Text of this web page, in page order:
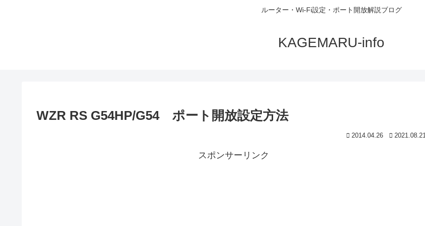
ルーター・Wi-Fi設定・ポート開放解説ブログ
KAGEMARU-info
WZR RS G54HP/G54 ポート開放設定方法
2014.04.26 2021.08.21
スポンサーリンク